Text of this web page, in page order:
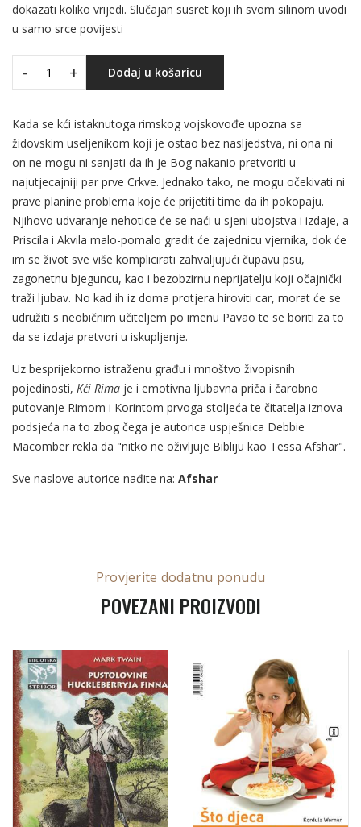
dokazati koliko vrijedi. Slučajan susret koji ih svom silinom uvodi
u samo srce povijesti
- + Dodaj u košaricu
Kada se kći istaknutoga rimskog vojskovođe upozna sa
židovskim useljenikom koji je ostao bez nasljedstva, ni ona ni
on ne mogu ni sanjati da ih je Bog nakanio pretvoriti u
najutjecajniji par prve Crkve. Jednako tako, ne mogu očekivati ni
prave planine problema koje će prijetiti time da ih pokopaju.
Njihovo udvaranje nehotice će se naći u sjeni ubojstva i izdaje, a
Priscila i Akvila malo-pomalo gradit će zajednicu vjernika, dok će
im se život sve više komplicirati zahvaljujući čupavu psu,
zagonetnu bjeguncu, kao i bezobzirnu neprijatelju koji očajnički
traži ljubav. No kad ih iz doma protjera hiroviti car, morat će se
udružiti s neobičnim učiteljem po imenu Pavao te se boriti za to
da se izdaja pretvori u iskupljenje.
Uz besprijekorno istraženu građu i mnoštvo živopisnih
pojedinosti, Kći Rima je i emotivna ljubavna priča i čarobno
putovanje Rimom i Korintom prvoga stoljeća te čitatelja iznova
podsjeća na to zbog čega je autorica uspješnica Debbie
Macomber rekla da "nitko ne oživljuje Bibliju kao Tessa Afshar".
Sve naslove autorice nađite na: Afshar
Provjerite dodatnu ponudu
POVEZANI PROIZVODI